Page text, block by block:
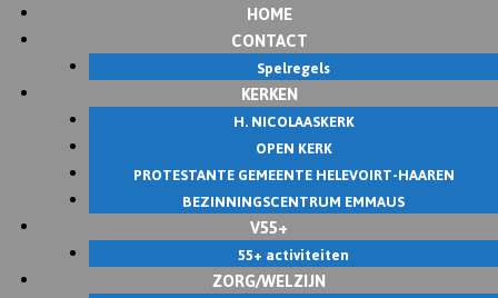
Skip
HOME
CONTACT
Spelregels
KERKEN
H. NICOLAASKERK
OPEN KERK
PROTESTANTE GEMEENTE HELEVOIRT-HAAREN
BEZINNINGSCENTRUM EMMAUS
V55+
55+ activiteiten
ZORG/WELZIJN